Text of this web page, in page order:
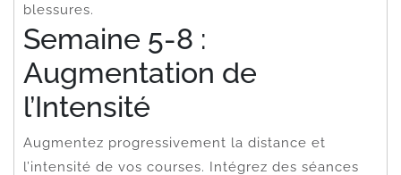
blessures.
Semaine 5-8 :
Augmentation de
l’Intensité
Augmentez progressivement la distance et
l’intensité de vos courses. Intégrez des séances